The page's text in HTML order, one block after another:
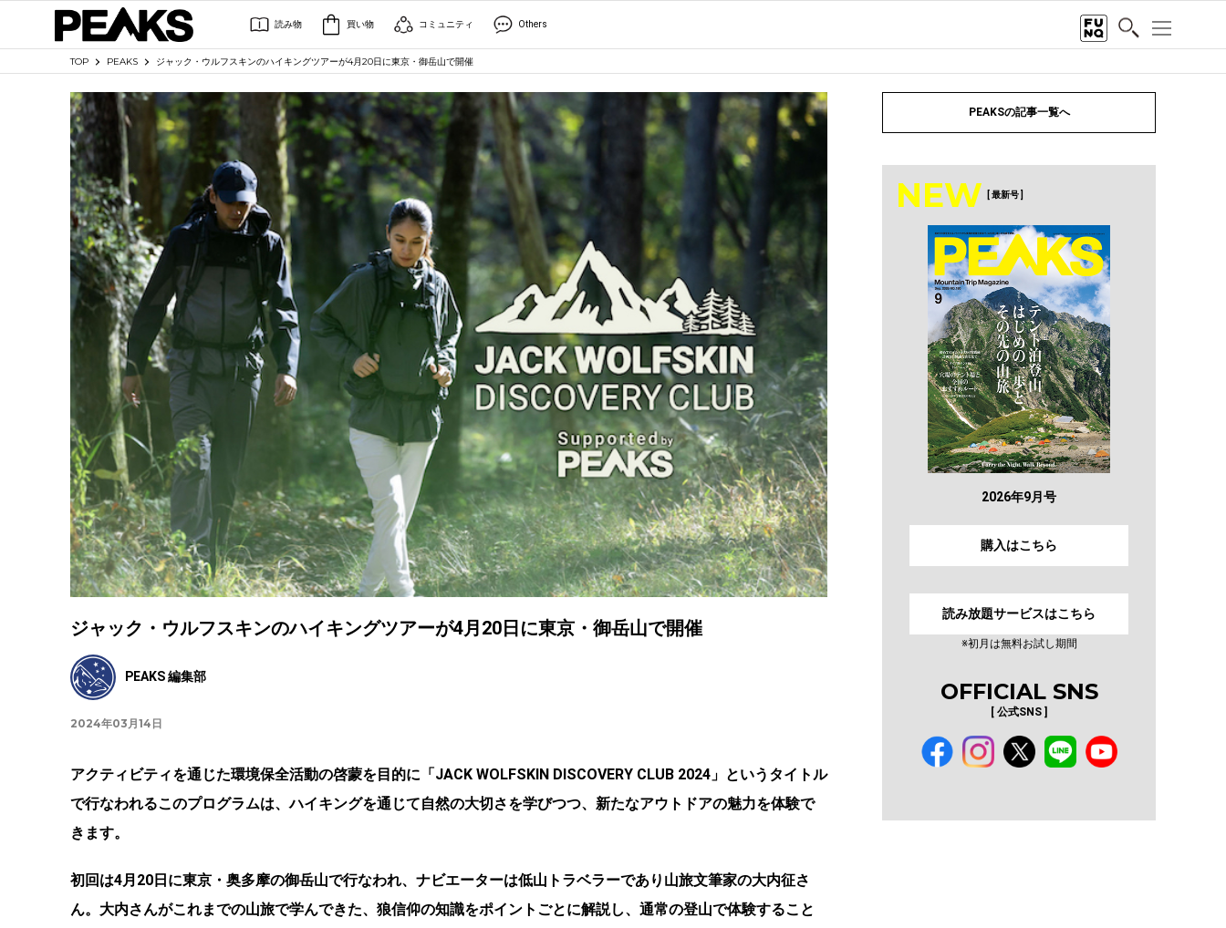
読み物 買い物 コミュニティ Others
TOP PEAKS ジャック・ウルフスキンのハイキングツアーが4月20日に東京・御岳山で開催
ジャック・ウルフスキンのハイキングツアーが4月20日に東京・御岳山で開催
PEAKS 編集部
2024年03月14日
アクティビティを通じた環境保全活動の啓蒙を目的に「JACK WOLFSKIN DISCOVERY CLUB 2024」というタイトル
で行なわれるこのプログラムは、ハイキングを通じて自然の大切さを学びつつ、新たなアウトドアの魅力を体験で
きます。
初回は4月20日に東京・奥多摩の御岳山で行なわれ、ナビエーターは低山トラベラーであり山旅文筆家の大内征さ
ん。大内さんがこれまでの山旅で学んできた、狼信仰の知識をポイントごとに解説し、通常の登山で体験すること
PEAKSの記事一覧へ
NEW [ 最新号 ]
2026年9月号
購入はこちら
読み放題サービスはこちら
※初月は無料お試し期間
OFFICIAL SNS
[ 公式SNS ]